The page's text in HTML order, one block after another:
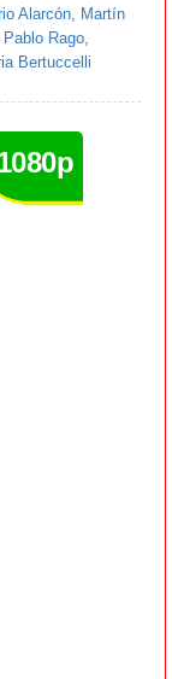
Alarcón
Martín
Pablo Rago
Bertuccelli